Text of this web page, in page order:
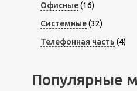
Офисные(16)
Системные(32)
Телефонная часть (4)
Популярные